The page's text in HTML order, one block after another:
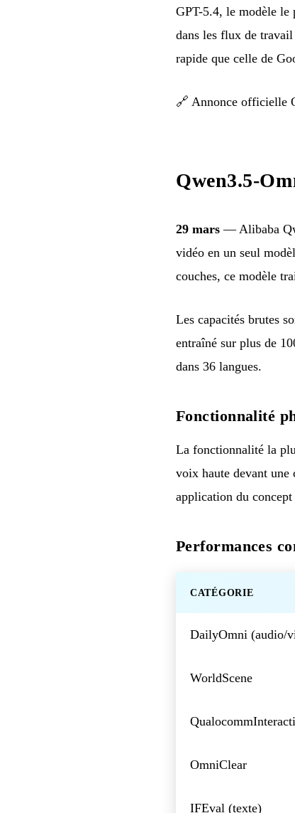
GPT-5.4, le modèle le
dans les flux de
rapide que celle de
🔗 Annonce officielle
Qwen3.5-
29 mars — Alibaba
vidéo en un seul
couches, ce modèle
Les capacités brutes
entraîné sur plus de
dans 36 langues.
Fonctionnalité
La fonctionnalité la
voix haute devant une
application du
Performances
CATÉGORIE
DailyOmni (audio/
WorldScene
OmniClear
IFEval (texte)